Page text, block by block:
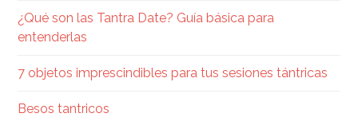
¿Qué son las Tantra Date? Guía básica para
entenderlas
7 objetos imprescindibles para tus sesiones tántricas
Besos tantricos